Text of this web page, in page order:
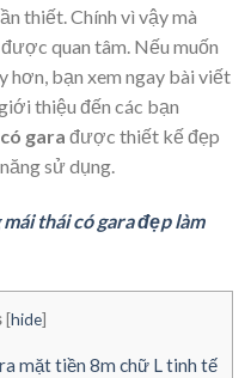
thiết. Chính vì vậy mà
quan tâm. Nếu muốn
hơn, bạn xem ngay bài viết
thiệu đến các bạn
gara được thiết kế đẹp
sử dụng.
thái có gara đẹp làm
[hide]
mặt tiền 8m chữ L tinh tế